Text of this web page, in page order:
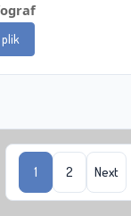
Nawigacja
po
1 2 Next